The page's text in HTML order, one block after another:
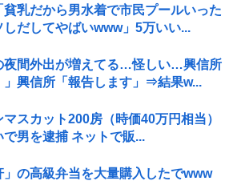
貧乳だから男水着で市民プールいった
しだしてやばいwww」5万いい...
夜間外出が増えてる…怪しい…興信所
」興信所「報告します」⇒結果w...
マスカット200房（時価40万円相当）
男を逮捕 ネットで販...
」の高級弁当を大量購入したでwww